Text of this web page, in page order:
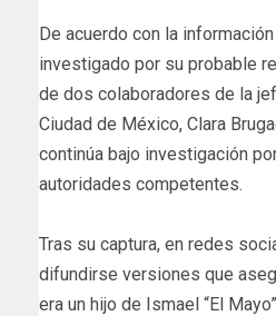
De acuerdo con la
investigado por su probable
de dos colaboradores de la
Ciudad de México, Clara
continúa bajo investigación
autoridades competentes.
Tras su captura, en redes
difundirse versiones que
era un hijo de Ismael “El